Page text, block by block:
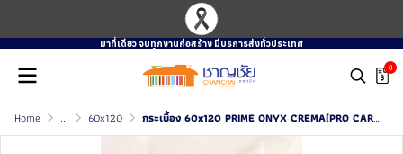
มาที่เดียว จบทุกงานก่อสร้าง มีบรการส่งทั่วประเทศ
0
Home ... 60x120 กระเบื้อง 60x120 PRIME ONYX CREMA(PRO CARVING)